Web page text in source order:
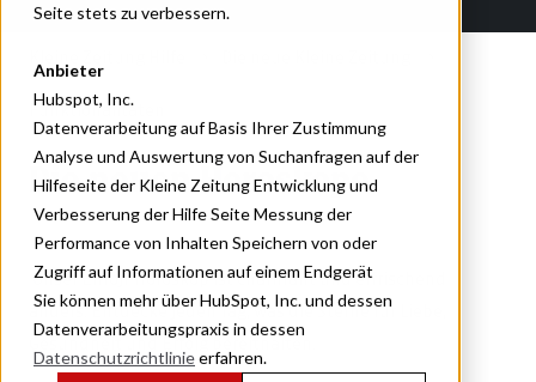
Seite stets zu verbessern.
Anbieter
Hubspot, Inc.
Datenverarbeitung auf Basis Ihrer Zustimmung
Analyse und Auswertung von Suchanfragen auf der
Hilfeseite der Kleine Zeitung Entwicklung und
Verbesserung der Hilfe Seite Messung der
Performance von Inhalten Speichern von oder
Zugriff auf Informationen auf einem Endgerät
Sie können mehr über HubSpot, Inc. und dessen
Datenverarbeitungspraxis in dessen
Datenschutzrichtlinieerfahren.
Funktionalitäten
Die neuen Horoskope
Unser Emoji-Horoskop ist charmant und erfrischend
anders. Entdecke jeden Tag, was die Sterne für Liebe,